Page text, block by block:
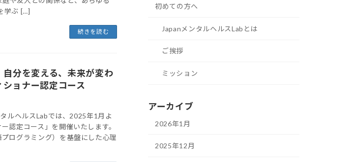
学ぶ […]
続きを読む
自分を変える、未来が変わ
ョナー認定コース
ルヘルスLabでは、2025年1月よ
認定コース」を開催いたします。
ログラミング）を基盤にした心理
初めての方へ
JapanメンタルヘルスLabとは
ご挨拶
ミッション
アーカイブ
2026年1月
2025年12月